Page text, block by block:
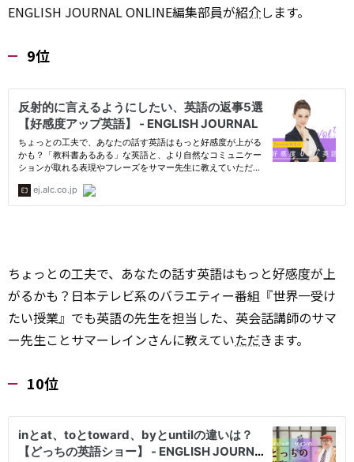
ENGLISH JOURNAL ONLINE編集部員が紹介します。
9位
ちょっとの工夫で、あなたの話す英語はもっと好感度が上
がるかも？日本テレビ系のバラエティー番組『世界一受け
たい授業』でも英語の先生を担当した、英会話講師のサマ
ー先生ことサマーレインさんに教えていただきます。
10位